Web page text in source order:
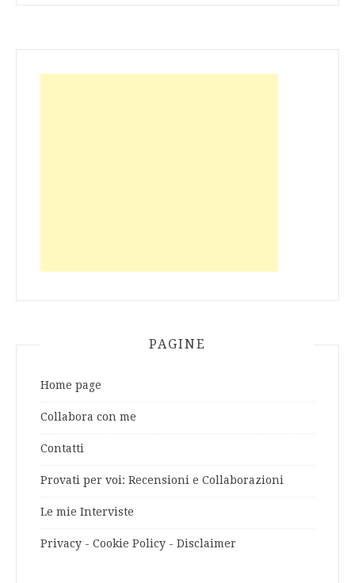
PAGINE
Home page
Collabora con me
Contatti
Provati per voi: Recensioni e Collaborazioni
Le mie Interviste
Privacy - Cookie Policy - Disclaimer